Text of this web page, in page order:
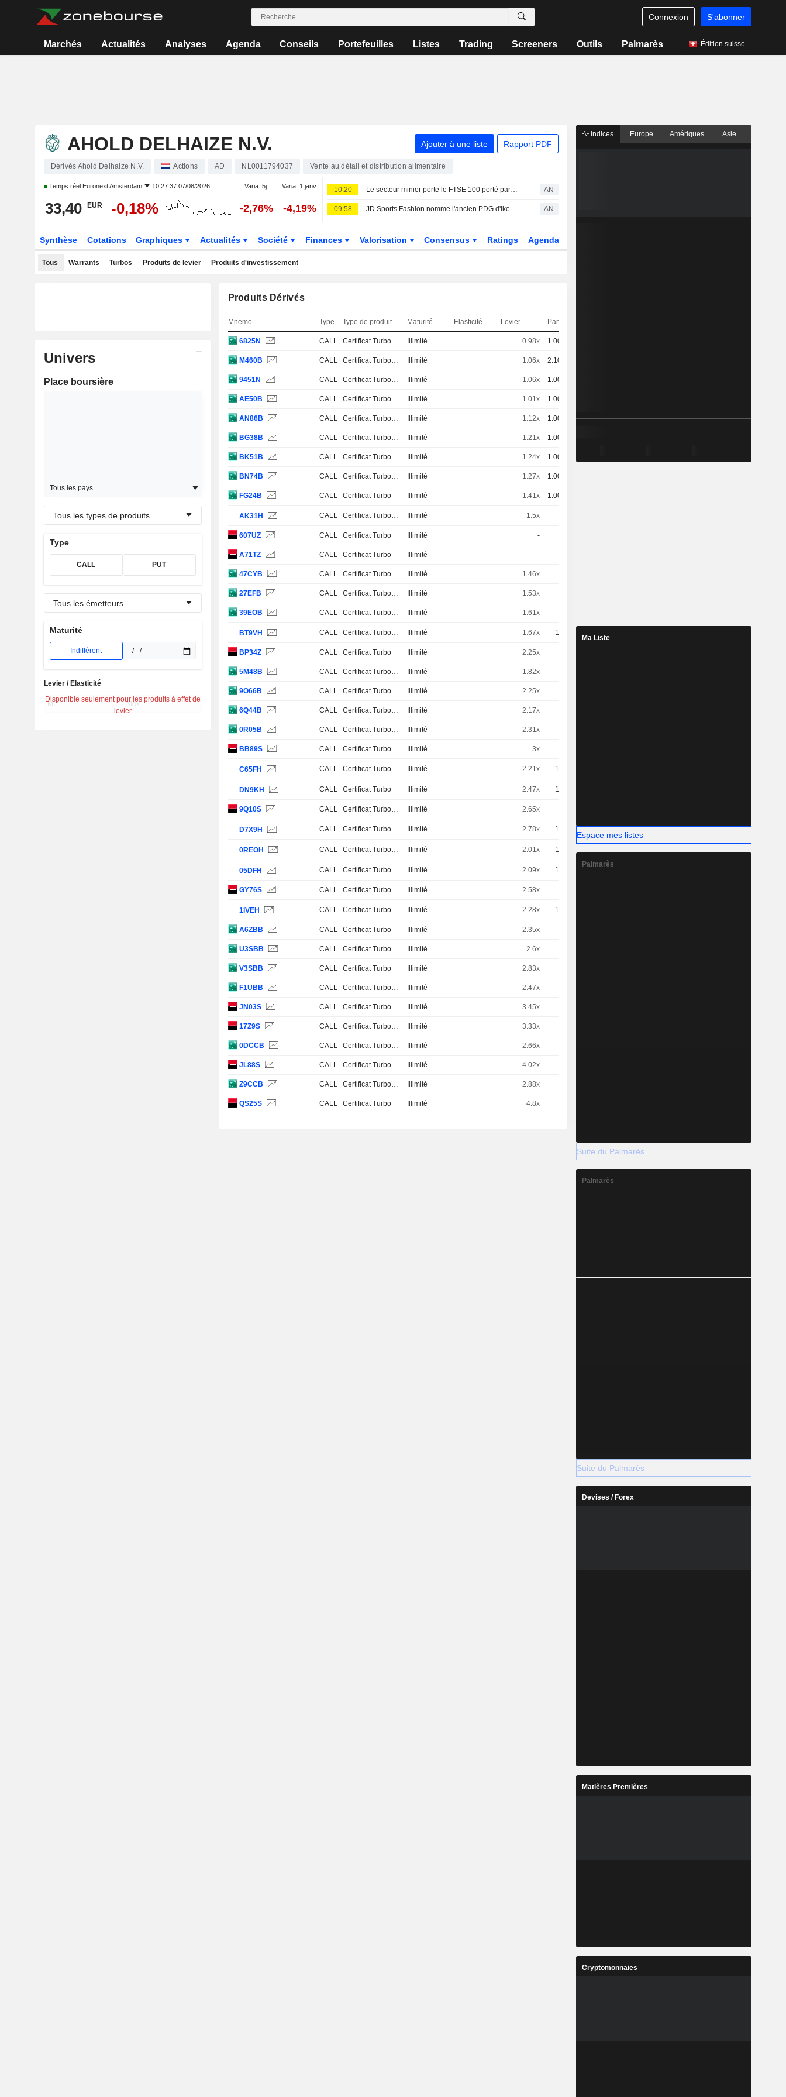
Connexion S'abonner
Marchés Actualités Analyses Agenda Conseils Portefeuilles Listes Trading Screeners Outils Palmarès Édition suisse
AHOLD DELHAIZE N.V. Ajouter à une liste Rapport PDF
Dérivés Ahold Delhaize N.V. Actions AD NL0011794037 Vente au détail et distribution alimentaire
Temps réel Euronext Amsterdam 10:27:37 07/08/2026 Varia. 5j. Varia. 1 janv.
33,40 EUR -0,18% -2,76% -4,19%
10:20 Le secteur minier porte le FTSE 100 porté par le rallye des métaux ; l'or progresse AN
09:58 JD Sports Fashion nomme l'ancien PDG d'Ikea, Peter Agnefjäll, à la présidence du conseil d'administration AN
Synthèse Cotations Graphiques Actualités Société Finances Valorisation Consensus Ratings Agenda
Tous Warrants Turbos Produits de levier Produits d'investissement
Univers
Place boursière
Tous les pays
Tous les types de produits
Type
CALL PUT
Tous les émetteurs
Maturité
Indifférent
Disponible seulement pour les produits à effet de
levier
Levier / Elasticité
Produits Dérivés
Mnemo Type Type de produit Maturité Elasticité Levier Parité
6825N CALL Certificat Turbo Stop Loss Illimité 0.98x 1.002
M460B CALL Certificat Turbo Stop Loss Illimité 1.06x 2.105
9451N CALL Certificat Turbo Stop Loss Illimité 1.06x 1.002
AE50B CALL Certificat Turbo Stop Loss Illimité 1.01x 1.002
AN86B CALL Certificat Turbo Stop Loss Illimité 1.12x 1.002 -EUR
BG38B CALL Certificat Turbo Stop Loss Illimité 1.21x 1.002
BK51B CALL Certificat Turbo Stop Loss Illimité 1.24x 1.002
BN74B CALL Certificat Turbo Stop Loss Illimité 1.27x 1.002
FG24B CALL Certificat Turbo Illimité 1.41x 1.002
AK31H CALL Certificat Turbo Stop Loss Illimité 1.5x
607UZ CALL Certificat Turbo Illimité -
A71TZ CALL Certificat Turbo Illimité -
47CYB CALL Certificat Turbo Stop Loss Illimité 1.46x
27EFB CALL Certificat Turbo Stop Loss Illimité 1.53x
39EOB CALL Certificat Turbo Stop Loss Illimité 1.61x
BT9VH CALL Certificat Turbo Stop Loss Illimité 1.67x 10
BP34Z CALL Certificat Turbo Illimité 2.25x
5M48B CALL Certificat Turbo Stop Loss Illimité 1.82x
9O66B CALL Certificat Turbo Illimité 2.25x
6Q44B CALL Certificat Turbo Stop Loss Illimité 2.17x
0R05B CALL Certificat Turbo Stop Loss Illimité 2.31x
BB89S CALL Certificat Turbo Illimité 3x
C65FH CALL Certificat Turbo Stop Loss Illimité 2.21x 10
DN9KH CALL Certificat Turbo Illimité 2.47x 10
9Q10S CALL Certificat Turbo Stop Loss Illimité 2.65x
D7X9H CALL Certificat Turbo Illimité 2.78x 10 -EUR
0REOH CALL Certificat Turbo Stop Loss Illimité 2.01x 10
05DFH CALL Certificat Turbo Stop Loss Illimité 2.09x 10
GY76S CALL Certificat Turbo Stop Loss Illimité 2.58x
1IVEH CALL Certificat Turbo Stop Loss Illimité 2.28x 10
A6ZBB CALL Certificat Turbo Illimité 2.35x
U3SBB CALL Certificat Turbo Illimité 2.6x
V3SBB CALL Certificat Turbo Illimité 2.83x
F1UBB CALL Certificat Turbo Stop Loss Illimité 2.47x
JN03S CALL Certificat Turbo Illimité 3.45x
17Z9S CALL Certificat Turbo Stop Loss Illimité 3.33x
0DCCB CALL Certificat Turbo Stop Loss Illimité 2.66x
JL88S CALL Certificat Turbo Illimité 4.02x
Z9CCB CALL Certificat Turbo Stop Loss Illimité 2.88x
QS25S CALL Certificat Turbo Illimité 4.8x
Indices Europe Amériques Asie
Ma Liste
Espace mes listes
Palmarès
Suite du Palmarès
Palmarès
Suite du Palmarès
Devises / Forex
Matières Premières
Cryptomonnaies